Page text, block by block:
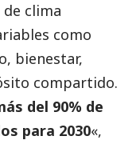
clima
como
bienestar,
compartido.
del 90% de
para 2030«,